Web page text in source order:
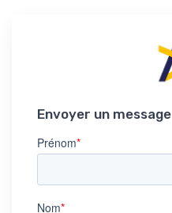
Envoyer un message